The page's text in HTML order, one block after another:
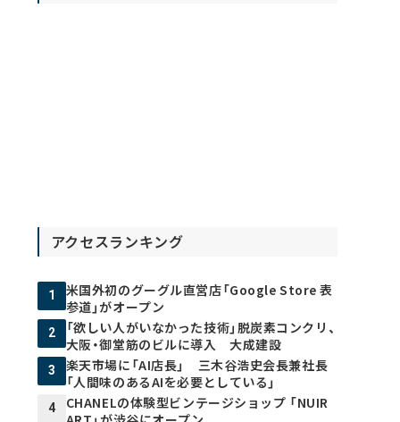
アクセスランキング
1
米国外初のグーグル直営店「Google Store 表
参道」がオープン
2
「欲しい人がいなかった技術」脱炭素コンクリ、
大阪・御堂筋のビルに導入 大成建設
3
楽天市場に「AI店長」 三木谷浩史会長兼社長
「人間味のあるAIを必要としている」
4
CHANELの体験型ビンテージショップ 「NUIR